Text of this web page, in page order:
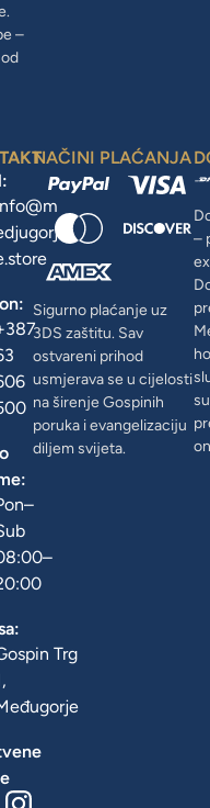
–
Trg
NAČINI PLAĆANJA
Sigurno plaćanje uz
3DS zaštitu. Sav
ostvareni prihod
usmjerava se u cijelosti
na širenje Gospinih
poruka i evangelizaciju
diljem svijeta.
–